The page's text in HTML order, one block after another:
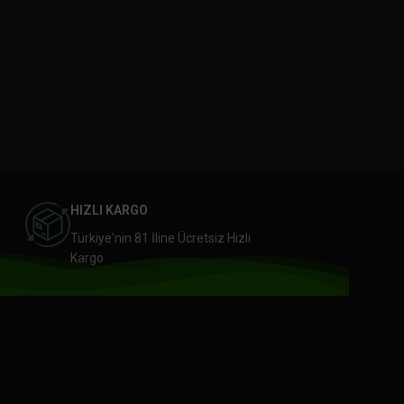
HIZLI KARGO
Türkiye'nin 81 İline Ücretsiz Hızlı
Kargo